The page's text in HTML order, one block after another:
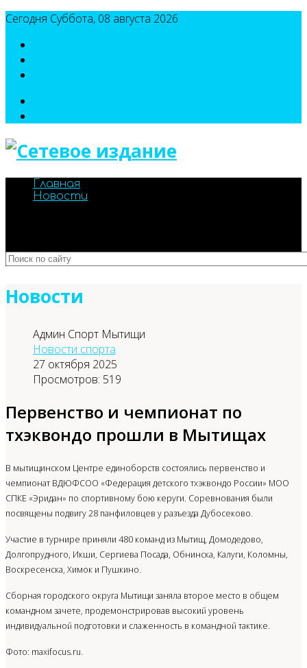
Сегодня Суббота, 08 августа 2026
Главная
Новости
Новости
Админ Спорт Мытищи
Новости спорта
27 октября 2025
Просмотров: 519
Первенство и чемпионат по
тхэквондо прошли в Мытищах
В мытищинском Центре единоборств состоялись первенство и
чемпионат ВДЮФСОО «Федерация детского тхэквондо России» МОО
СПКЕ «Эридан» по спортивному бою керуги. Соревнования были
посвящены подвигу 28 панфиловцев у разъезда Дубосеково.
Участие в турнире приняли 480 команд из Мытищ, Домодедово,
Долгопрудного, Икши, Сергиева Посада, Обнинска, Калуги, Коломны,
Воскресенска, Химок и Пушкино.
Сборная городского округа Мытищи заняла второе место в общем
командном зачете, продемонстрировав высокий уровень
индивидуальной подготовки и слаженность в командной тактике.
Фото: maxifocus.ru.